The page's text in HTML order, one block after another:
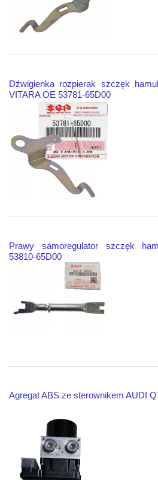
Dźwigienka rozpierak szczęk
VITARA OE 53781-65D00
Prawy samoregulator szczęk
53810-65D00
Agregat ABS ze sterownikem AUDI